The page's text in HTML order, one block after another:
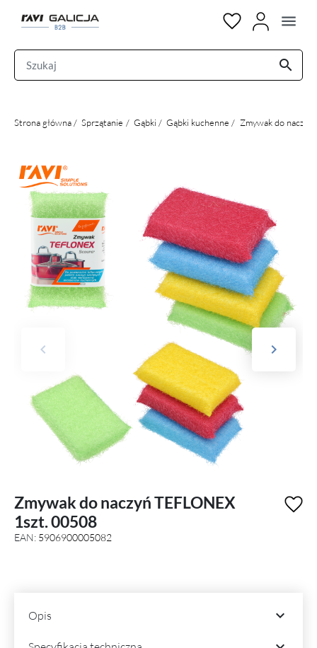
menu
search
Strona główna Sprzątanie Gąbki Gąbki kuchenne Zmywak do
Poprzedni
keyboard_arrow_left Następny
keyboard_arrow_right
Zmywak do naczyń TEFLONEX
1szt. 00508
EAN: 5906900005082
Opis 